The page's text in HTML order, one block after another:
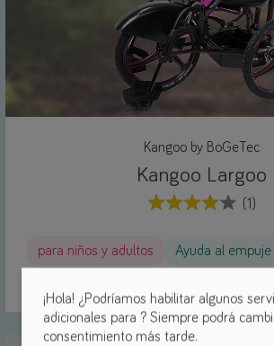
Kangoo by BoGeTec
Kangoo Largoo
(1)
para niños y adultos Ayuda al empuje
¡Hola! ¿Podríamos habilitar algunos
adicionales para ? Siempre podrá
consentimiento más tarde.